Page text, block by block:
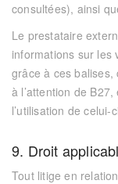
consultées), ainsi
Le prestataire
informations sur les
grâce à ces balises,
à l’attention de B27,
l’utilisation de celui-
9. Droit
Tout litige en